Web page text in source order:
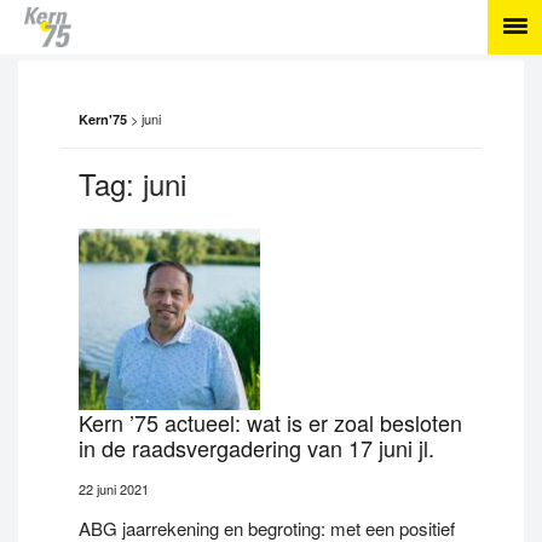
Kern'75 > juni
Tag: juni
Kern ’75 actueel: wat is er zoal besloten
in de raadsvergadering van 17 juni jl.
22 juni 2021
ABG jaarrekening en begroting: met een positief